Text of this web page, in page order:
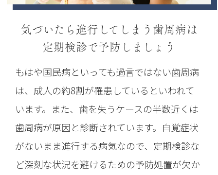
気づいたら進行してしまう歯周病は
定期検診で予防しましょう
もはや国民病といっても過言ではない歯周病
は、成人の約8割が罹患しているといわれて
います。また、歯を失うケースの半数近くは
歯周病が原因と診断されています。自覚症状
がないまま進行する病気なので、定期検診な
ど深刻な状況を避けるための予防処置が欠か